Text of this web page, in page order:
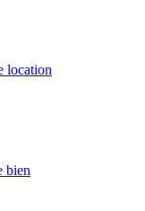
location
bien